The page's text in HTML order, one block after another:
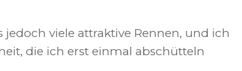
viele attraktive Rennen, und ich
die ich erst einmal abschütteln